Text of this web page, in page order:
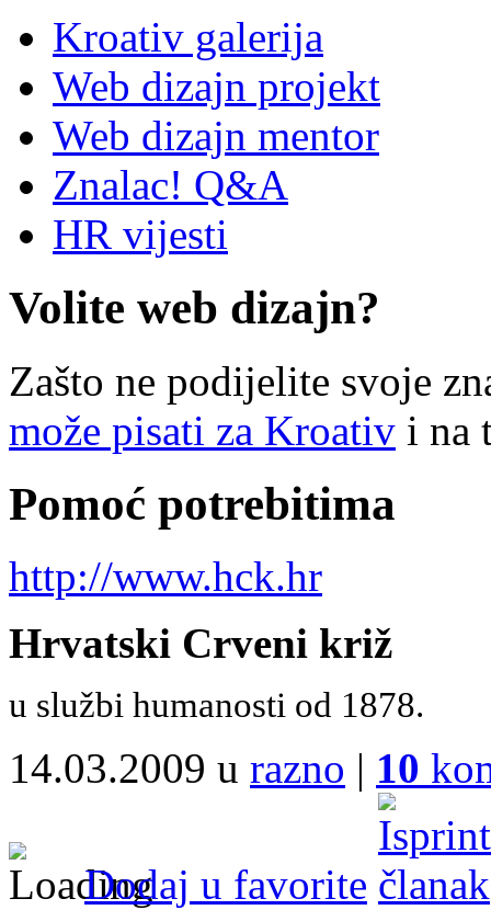
Kroativ galerija
Web dizajn projekt
Web dizajn mentor
Znalac! Q&A
HR vijesti
Volite web dizajn?
Zašto ne podijelite svoje
može pisati za Kroativ i na
Pomoć potrebitima
http://www.hck.hr
Hrvatski Crveni križ
u službi humanosti od 1878.
14.03.2009 u razno | 10
Dodaj u favorite